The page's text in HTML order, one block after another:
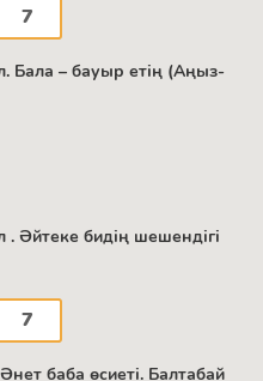
7
Бала – бауыр етің (Аңыз-
Әйтеке бидің шешендігі
7
баба өсиеті. Балтабай